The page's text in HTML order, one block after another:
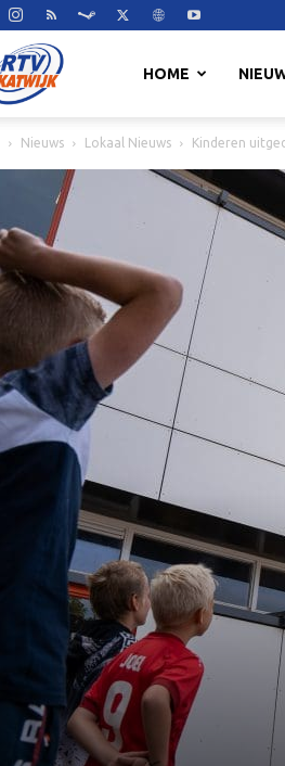
HOME
Nieuws Lokaal Nieuws Kinderen